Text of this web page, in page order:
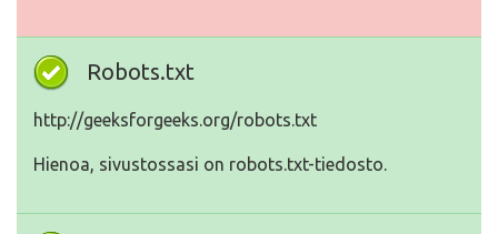
Robots.txt
http://geeksforgeeks.org/robots.txt
Hienoa, sivustossasi on robots.txt-tiedosto.